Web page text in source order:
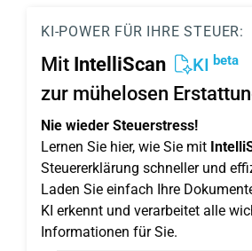
KI-POWER FÜR IHRE STEUER:
Mit IntelliScan KI beta
zur mühelosen
Nie wieder Steuerstress!
Lernen Sie hier, wie Sie mit
Steuererklärung schneller und
Laden Sie einfach Ihre
KI erkennt und verarbeitet alle
Informationen für Sie.